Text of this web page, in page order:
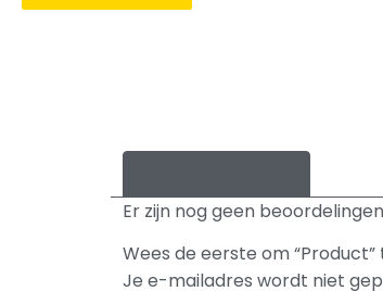
Er zijn nog geen
Wees de eerste om
Je e-mailadres wordt niet